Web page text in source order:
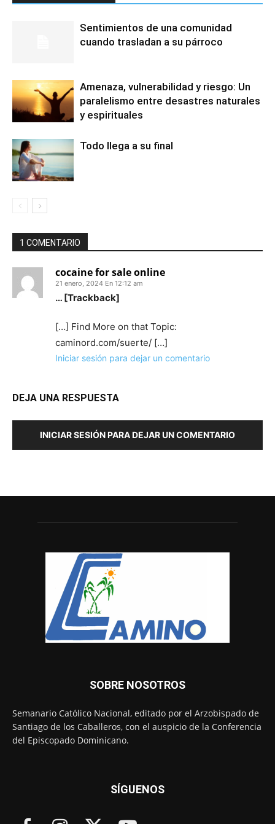
Sentimientos de una comunidad
cuando trasladan a su párroco
Amenaza, vulnerabilidad y riesgo: Un
paralelismo entre desastres naturales
y espirituales
Todo llega a su final
1 COMENTARIO
cocaine for sale online
21 enero, 2024 En 12:12 am
… [Trackback]
[…] Find More on that Topic:
caminord.com/suerte/ […]
Iniciar sesión para dejar un comentario
DEJA UNA RESPUESTA
INICIAR SESIÓN PARA DEJAR UN COMENTARIO
SOBRE NOSOTROS
Semanario Católico Nacional, editado por el Arzobispado de
Santiago de los Caballeros, con el auspicio de la Conferencia
del Episcopado Dominicano.
SÍGUENOS